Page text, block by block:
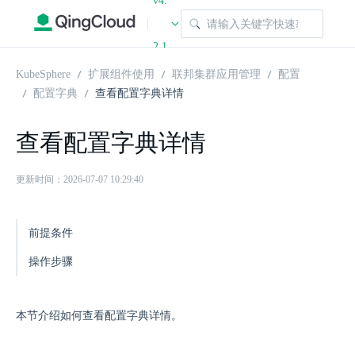
|
2.1
KubeSphere 扩展组件使用 联邦集群应用管理
配置
配置字典
查看配置字典详情
查看配置字典详情
更新时间：2026-07-07 10:29:40
前提条件
操作步骤
本节介绍如何查看配置字典详情。